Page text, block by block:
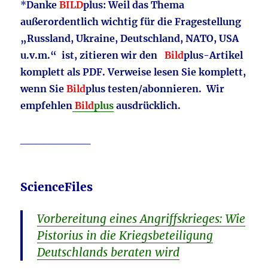
*DankeBILDplus: Weil das Thema
außerordentlich wichtig für die Fragestellung
„Russland, Ukraine, Deutschland, NATO, USA
u.v.m.“ ist, zitieren wir denBildplus-Artikel
komplett als PDF. Verweise lesen Sie komplett,
wenn SieBildplus testen/abonnieren. Wir
empfehlen Bildplus ausdrücklich.
ScienceFiles
Vorbereitung eines Angriffskrieges: Wie
Pistorius in die Kriegsbeteiligung
Deutschlands beraten wird